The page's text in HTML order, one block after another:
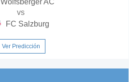
vs
FC Salzburg
Ver Predicción